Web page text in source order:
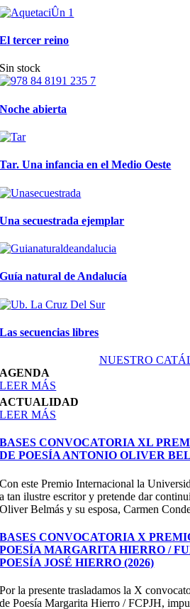
El tercer reino
Sin stock
Noche abierta
Tar. Una infancia en el Medio Oeste
Una secuestrada ejemplar
Guía natural de Andalucía
Las secuencias libres
NUESTRO
AGENDA
LEER MÁS
ACTUALIDAD
LEER MÁS
BASES CONVOCATORIA XL
DE POESÍA ANTONIO OLIVER
Con este Premio Internacional la
a tan ilustre escritor y pretende dar
Oliver Belmás y su esposa, Carmen
BASES CONVOCATORIA X
POESÍA MARGARITA HIERRO /
POESÍA JOSÉ HIERRO (2026)
Por la presente trasladamos la X
de Poesía Margarita Hierro / FCPJH,